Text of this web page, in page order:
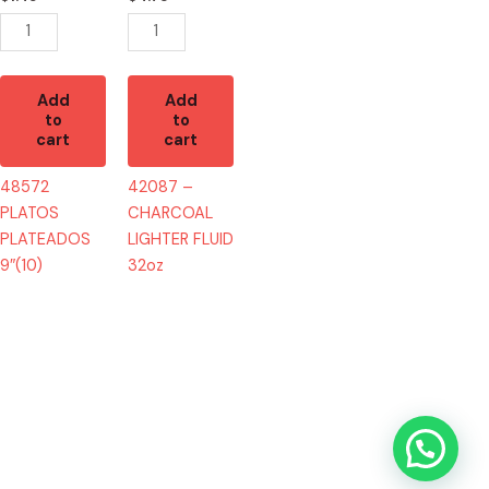
Add
to
cart
48572
PLATOS
PLATEADOS
9″(10)
quantity
Add
to
cart
42087 –
CHARCOAL
LIGHTER FLUID
32oz